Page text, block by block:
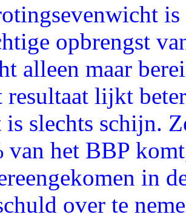
opbrengst
alleen maar
lijkt
is slechts schijn.
van het BBP
in
over te